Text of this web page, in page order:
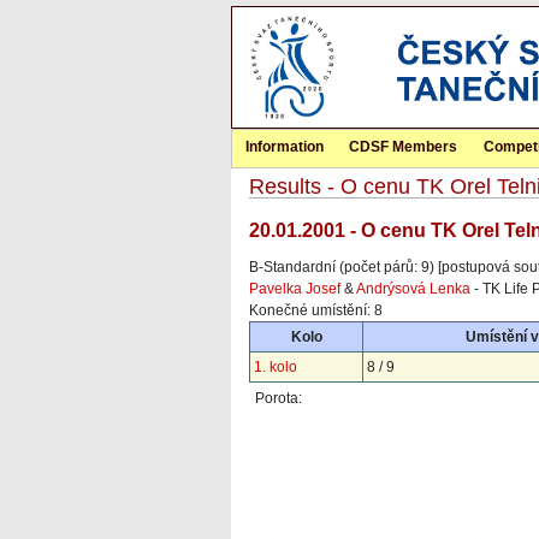
Information CDSF Members
Results - O cenu TK Orel
20.01.2001 - O cenu TK Orel
B-Standardní (počet párů: 9) [postupová
Pavelka Josef&Andrýsová Lenka - TK Life
Konečné umístění: 8
Kolo
Umístění
1. kolo
8 / 9
Porota: